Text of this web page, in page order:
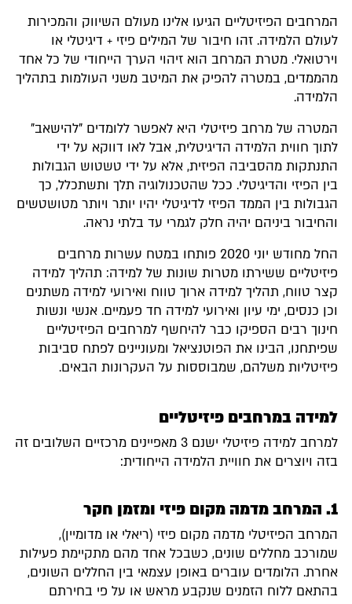
המרחבים הפיזיטליים הגיעו אלינו מעולם השיווק והמכירות
לעולם הלמידה. זהו חיבור של המילים פיזי + דיגיטלי או
וירטואלי. מטרת המרחב הוא זיהוי הערך הייחודי של כל אחד
מהממדים, במטרה להפיק את המיטב משני העולמות בתהליך
הלמידה.
המטרה של מרחב פיזיטלי היא לאפשר ללומדים "להישאב"
לתוך חווית הלמידה הדיגיטלית, אבל לאו דווקא על ידי
התנתקות מהסביבה הפיזית, אלא על ידי טשטוש הגבולות
בין הפיזי והדיגיטלי. ככל שהטכנולוגיה תלך ותשתכלל, כך
הגבולות בין הממד הפיזי לדיגיטלי יהיו יותר ויותר מטושטשים
והחיבור ביניהם יהיה חלק לגמרי עד בלתי נראה.
החל מחודש יוני 2020 פותחו במטח עשרות מרחבים
פיזיטליים ששירתו מטרות שונות של למידה: תהליך למידה
קצר טווח, תהליך למידה ארוך טווח ואירועי למידה משתנים
וכן כנסים, ימי עיון ואירועי למידה חד פעמיים. אנשי ונשות
חינוך רבים הספיקו כבר להיחשף למרחבים הפיזיטליים
שפיתחנו, הבינו את הפוטנציאל ומעוניינים לפתח סביבות
פיזיטליות משלהם, שמבוססות על העקרונות הבאים.
למידה במרחבים פיזיטליים
למרחב למידה פיזיטלי ישנם 3 מאפיינים מרכזיים השלובים זה
בזה ויוצרים את חוויית הלמידה הייחודית:
1. המרחב מדמה מקום פיזי ומזמן חקר
המרחב הפיזיטלי מדמה מקום פיזי (ריאלי או מדומיין),
שמורכב מחללים שונים, כשבכל אחד מהם מתקיימת פעילות
אחרת. הלומדים עוברים באופן עצמאי בין החללים השונים,
בהתאם ללוח הזמנים שנקבע מראש או על פי בחירתם